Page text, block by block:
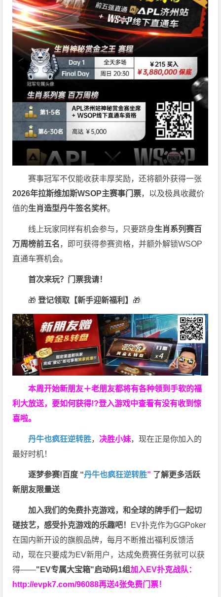
赛事冠军不仅能收获丰厚奖励，还将额外获得一张
2026年拉斯维加斯WSOP主赛事门票，以及极具收藏价
值的生肖造型丹牛签名奖杯。
线上玩家同样有机会参与，只要跻身生肖系列赛百
万周榜前五名，即可获得参赛资格，并额外解锁WSOP
直通车赛机会。
首次来玩？门票我请！
🎁 登记领取【新手迎新福利】 🎁
本周开始新朋友＋老朋友都将有各种领到手软的福
利大放送，要如何获得!?登入游戏中查看有没有收到惊
喜啦。
丹牛也疯狂逆转胜， 决胜小妹，现在正是你加入的
最好时机！
逐梦参赛!百度 “丹牛也疯狂逆转胜” 了解更多活跃
新朋友限量送
加入我们的免费扑克游戏，和全球的牌手们一起切
磋技艺，感受扑克游戏的乐趣吧！ EV扑克作为GGPoker
在国内新开设的旗舰品牌，每月不断推出福利反馈活
动，现在只要成为EV新用户，达成免费赛任务就可以获
得——"EV专属大宝箱"启动码1组加入EV扑克战队：
http://evpk7.com/96088再送4张免费门票！